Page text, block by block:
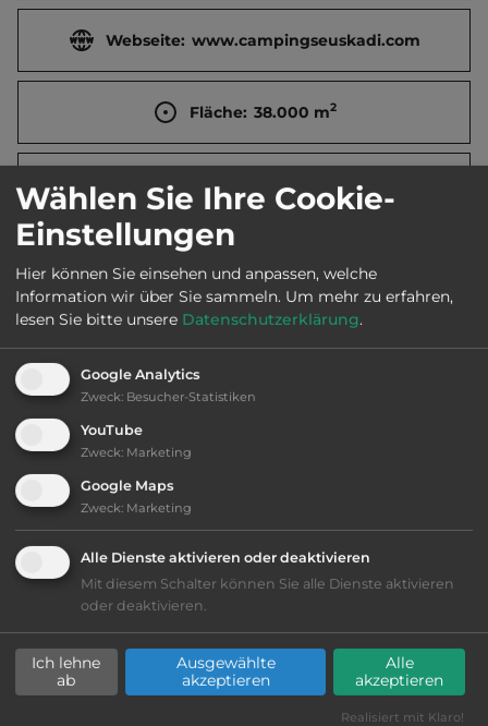
Webseite: www.campingseuskadi.com
Fläche: 38.000 m2
Öffnungszeiten: Juni bis Sept.
Telefon:
Ausstattung :
Platzeinrichtung: ausreichend
Geräuschkulisse: erträgliche
Lärmbelästigung
Hygiene: befriedigend
Wählen Sie Ihre Cookie-
Einstellungen
Hier können Sie einsehen und anpassen, welche
Information wir über Sie sammeln. Um mehr zu erfahren,
lesen Sie bitte unsere Datenschutzerklärung.
Google Analytics
Zweck: Besucher-Statistiken
YouTube
Zweck: Marketing
Google Maps
Zweck: Marketing
Alle Dienste aktivieren oder deaktivieren
Mit diesem Schalter können Sie alle Dienste aktivieren
oder deaktivieren.
Ich lehne
ab
Ausgewählte
akzeptieren
Alle
akzeptieren
Realisiert mit Klaro!